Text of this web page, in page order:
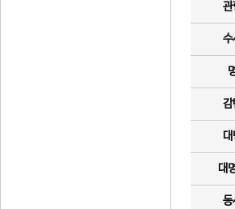
관
수
감
대
대
동